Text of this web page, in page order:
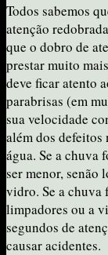
Todos sabemos
atenção
que o dobro de
prestar muito
deve ficar atento
parabrisas (em
sua velocidade
além dos defeitos
água. Se a chuva
ser menor, senão
vidro. Se a chuva
limpadores ou a
segundos de
causar acidentes.